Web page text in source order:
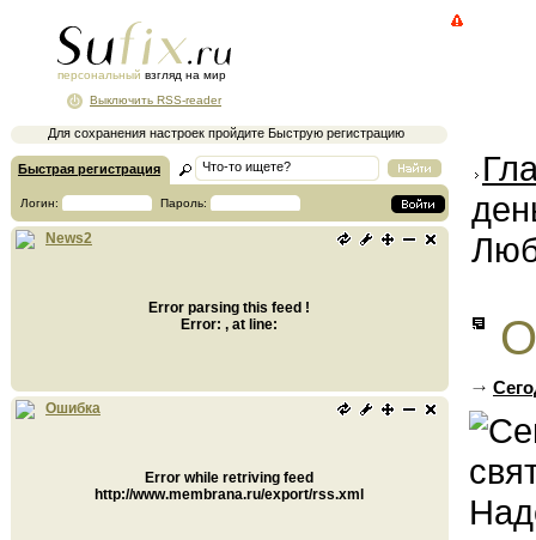
персональный взгляд на мир
Для сохранения настроек пройдите Быструю регистрацию
Выключить RSS-reader
Быстрая регистрация
Логин: Пароль:
News2
Error parsing this feed !
Error: , at line:
Ошибка
Error while retriving feed
http://www.membrana.ru/export/rss.xml